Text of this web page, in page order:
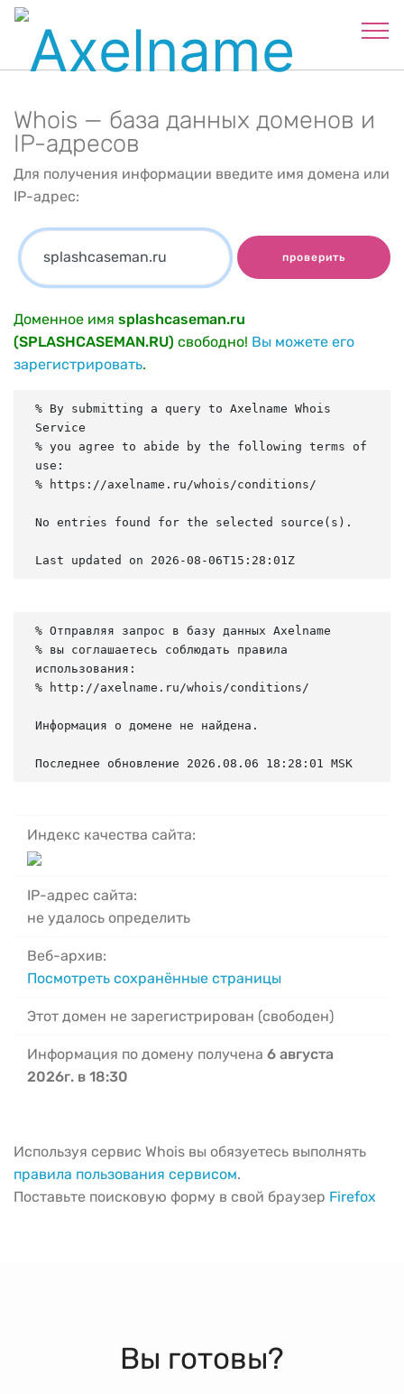
Whois — база данных доменов и
IP-адресов
Для получения информации введите имя домена или
IP-адрес:
проверить
Доменное имя splashcaseman.ru
(SPLASHCASEMAN.RU) свободно! Вы можете его
зарегистрировать.
% By submitting a query to Axelname Whois
Service
% you agree to abide by the following terms of
use:
% https://axelname.ru/whois/conditions/
No entries found for the selected source(s).
Last updated on 2026-08-06T15:28:01Z
% Отправляя запрос в базу данных Axelname
% вы соглашаетесь соблюдать правила
использования:
% http://axelname.ru/whois/conditions/
Информация о домене не найдена.
Последнее обновление 2026.08.06 18:28:01 MSK
Индекс качества сайта:
IP-адрес сайта:
не удалось определить
Веб-архив:
Посмотреть сохранённые страницы
Этот домен не зарегистрирован (свободен)
Информация по домену получена 6 августа
2026г. в 18:30
Используя сервис Whois вы обязуетесь выполнять
правила пользования сервисом.
Поставьте поисковую форму в свой браузер Firefox
Вы готовы?